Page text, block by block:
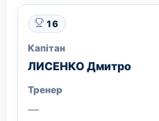
16
Капітан
ЛИСЕНКО Дмитро
Тренер
—